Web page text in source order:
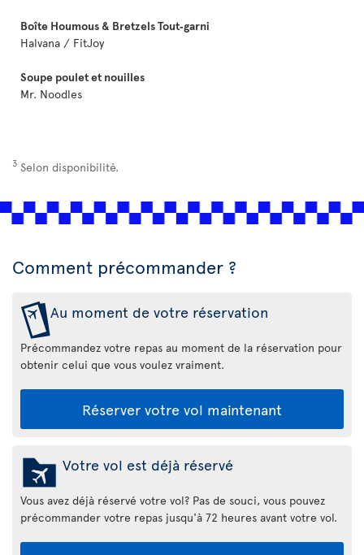
Boîte Houmous & Bretzels Tout‑garni
Halvana / FitJoy
Soupe poulet et nouilles
Mr. Noodles
3 Selon disponibilité.
Comment précommander ?
Au moment de votre réservation
Précommandez votre repas au moment de la réservation pour
obtenir celui que vous voulez vraiment.
Réserver votre vol maintenant
Votre vol est déjà réservé
Vous avez déjà réservé votre vol? Pas de souci, vous pouvez
précommander votre repas jusqu'à 72 heures avant votre vol.